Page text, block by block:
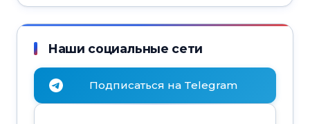
Наши социальные сети
Подписаться на Telegram